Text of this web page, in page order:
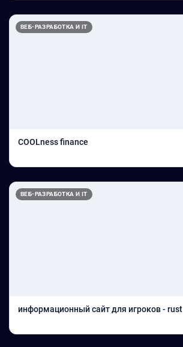
ВЕБ-РАЗРАБОТКА И IT
COOLness finance
ВЕБ-РАЗРАБОТКА И IT
информационный сайт для игроков - rust